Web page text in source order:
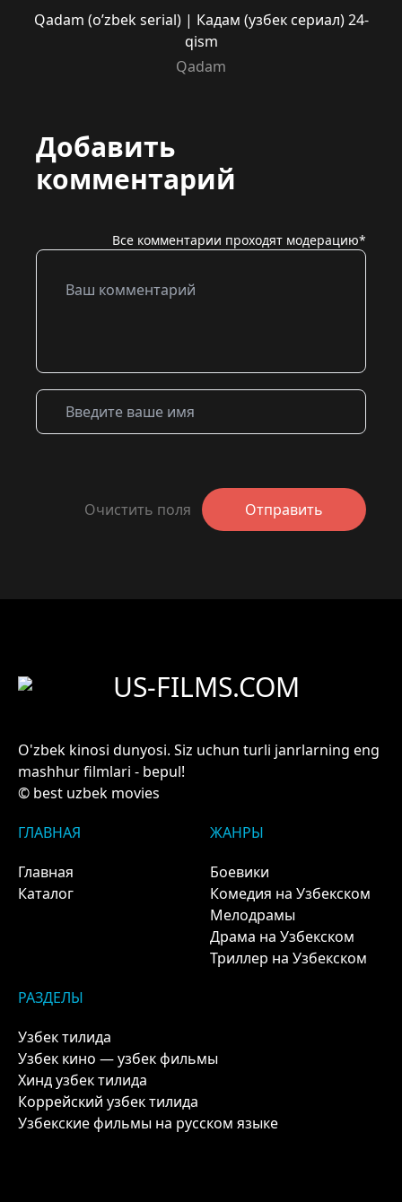
Qadam (o’zbek serial) | Кадам (узбек сериал) 24-
qism
Qadam
Добавить
комментарий
Все комментарии проходят модерацию*
Очистить поля Отправить
US-FILMS.COM
O'zbek kinosi dunyosi. Siz uchun turli janrlarning eng
mashhur filmlari - bepul!
© best uzbek movies
ГЛАВНАЯ
Главная
Каталог
ЖАНРЫ
Боевики
Комедия на Узбекском
Мелодрамы
Драма на Узбекском
Триллер на Узбекском
РАЗДЕЛЫ
Узбек тилида
Узбек кино — узбек фильмы
Хинд узбек тилида
Коррейский узбек тилида
Узбекские фильмы на русском языке